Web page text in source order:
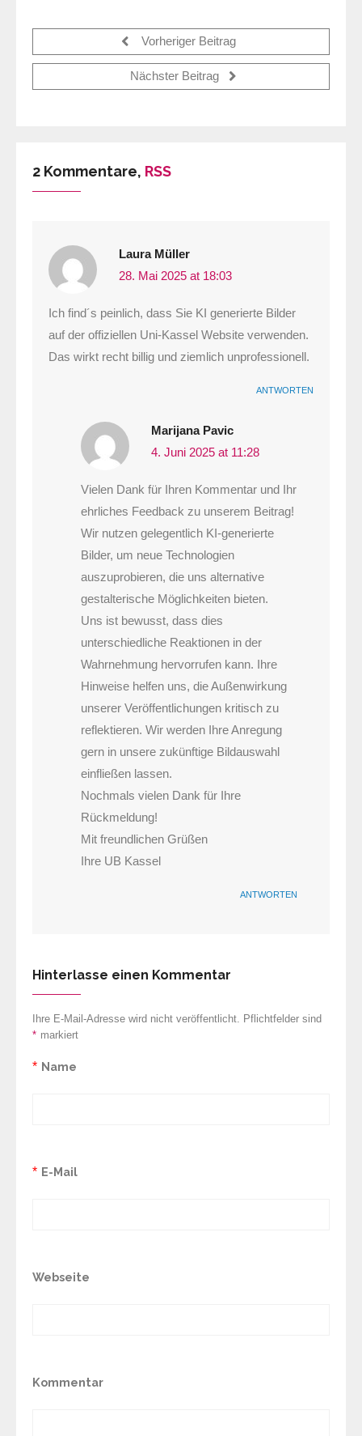
Vorheriger Beitrag
Nächster Beitrag
2 Kommentare, RSS
Laura Müller
28. Mai 2025 at 18:03
Ich find´s peinlich, dass Sie KI generierte Bilder
auf der offiziellen Uni-Kassel Website verwenden.
Das wirkt recht billig und ziemlich unprofessionell.
ANTWORTEN
Marijana Pavic
4. Juni 2025 at 11:28
Vielen Dank für Ihren Kommentar und Ihr
ehrliches Feedback zu unserem Beitrag!
Wir nutzen gelegentlich KI-generierte
Bilder, um neue Technologien
auszuprobieren, die uns alternative
gestalterische Möglichkeiten bieten.
Uns ist bewusst, dass dies
unterschiedliche Reaktionen in der
Wahrnehmung hervorrufen kann. Ihre
Hinweise helfen uns, die Außenwirkung
unserer Veröffentlichungen kritisch zu
reflektieren. Wir werden Ihre Anregung
gern in unsere zukünftige Bildauswahl
einfließen lassen.
Nochmals vielen Dank für Ihre
Rückmeldung!
Mit freundlichen Grüßen
Ihre UB Kassel
ANTWORTEN
Hinterlasse einen Kommentar
Ihre E-Mail-Adresse wird nicht veröffentlicht. Pflichtfelder sind
markiert
*
Name
*
E-Mail
*
Webseite
Kommentar